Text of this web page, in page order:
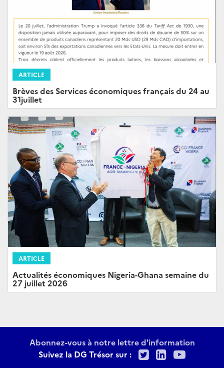
ARTICLE
Brèves des Services économiques français du 24 au
31juillet
ARTICLE
Actualités économiques Nigeria-Ghana semaine du
27 juillet 2026
Abonnez-vous à notre lettre d'information
Suivez la DG Trésor sur :
TwitterLinkedIn